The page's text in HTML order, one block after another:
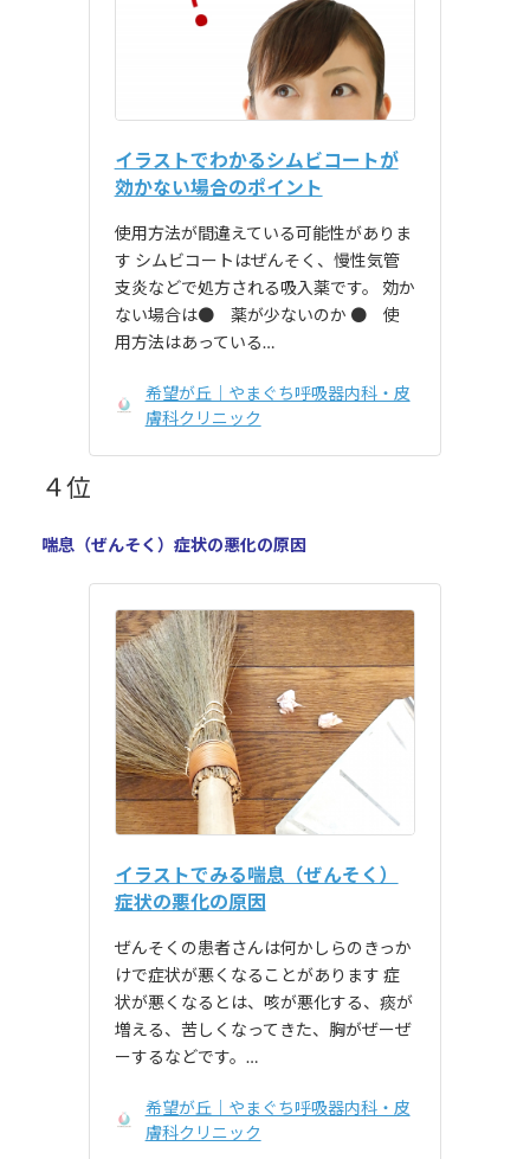
イラストでわかるシムビコートが
効かない場合のポイント
使用方法が間違えている可能性がありま
す シムビコートはぜんそく、慢性気管
支炎などで処方される吸入薬です。 効か
ない場合は● 薬が少ないのか ● 使
用方法はあっている…
希望が丘｜やまぐち呼吸器内科・皮
膚科クリニック
４位
喘息（ぜんそく）症状の悪化の原因
イラストでみる喘息（ぜんそく）
症状の悪化の原因
ぜんそくの患者さんは何かしらのきっか
けで症状が悪くなることがあります 症
状が悪くなるとは、咳が悪化する、痰が
増える、苦しくなってきた、胸がぜーぜ
ーするなどです。…
希望が丘｜やまぐち呼吸器内科・皮
膚科クリニック